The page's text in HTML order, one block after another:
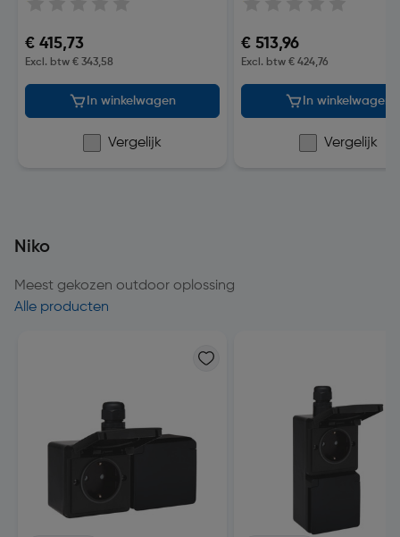
€ 415,73
Excl. btw € 343,58
In winkelwagen
Vergelijk
€ 513,96
Excl. btw € 424,76
In winkelwagen
Vergelijk
Niko
Meest gekozen outdoor oplossing
Alle producten